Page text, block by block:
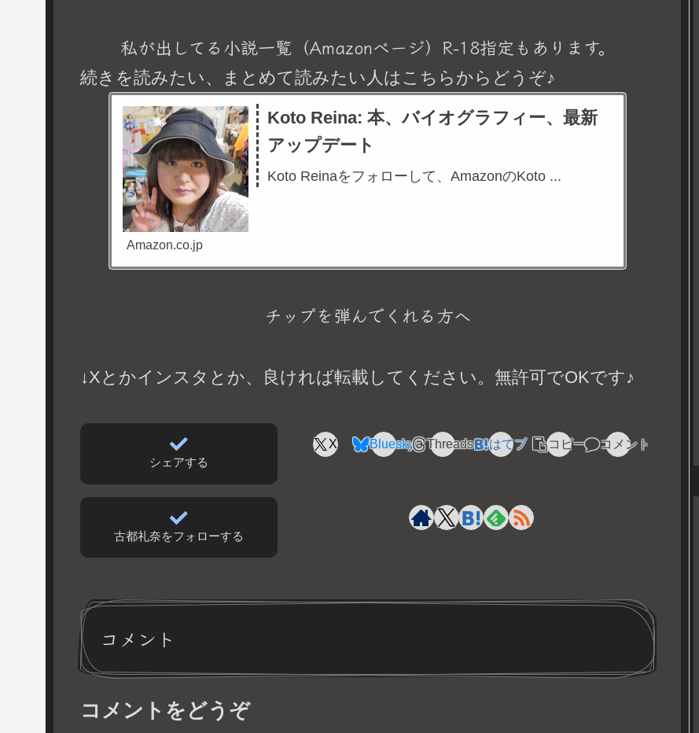
私が出してる小説一覧（Amazonページ）R-18指定もあります。
続きを読みたい、まとめて読みたい人はこちらからどうぞ♪
Koto Reina: 本、バイオグラフィー、最新
アップデート
Koto Reinaをフォローして、AmazonのKoto ...
Amazon.co.jp
チップを弾んでくれる方へ
↓Xとかインスタとか、良ければ転載してください。無許可でOKです♪
シェアする
X Bluesky Threads はてブ コピー コメント
古都礼奈をフォローする
コメント
コメントをどうぞ